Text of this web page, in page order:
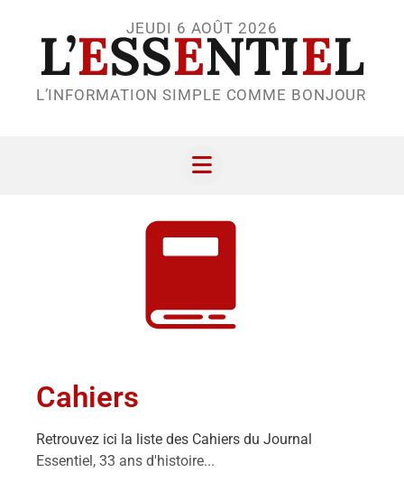
JEUDI 6 AOÛT 2026
L’ESSENTIEL
L’INFORMATION SIMPLE COMME BONJOUR
Cahiers
Retrouvez ici la liste des Cahiers du Journal
Essentiel, 33 ans d'histoire...